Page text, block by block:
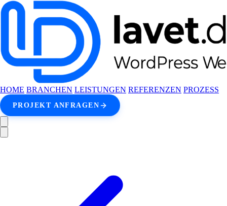
HOME BRANCHEN LEISTUNGEN REFERENZEN PROZESS
PROJEKT ANFRAGEN